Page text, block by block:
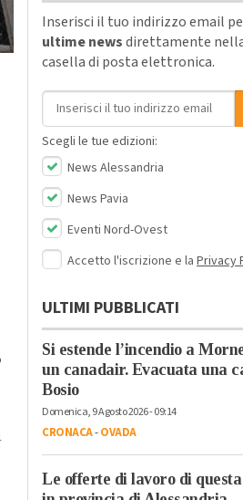
Inserisci il tuo indirizzo email
ultime newsdirettamente
casella di posta elettronica.
Indirizzo email
Scegli le tue edizioni:
News Alessandria
News Pavia
Eventi Nord-Ovest
Accetto l'iscrizione e la Privacy
ULTIMI PUBBLICATI
Si estende l’incendio a
un canadair. Evacuata una
Bosio
Domenica, 9 Agosto 2026 - 09:14
CRONACA-OVADA
Le offerte di lavoro di